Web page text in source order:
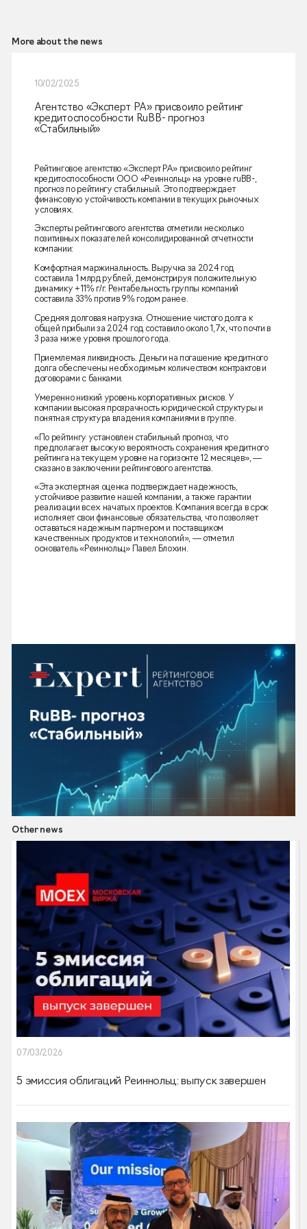
More about the news
10/02/2025
Агентство «Эксперт РА» присвоило рейтинг
кредитоспособности RuВВ- прогноз
«Стабильный»
Рейтинговое агентство «Эксперт РА» присвоило рейтинг
кредитоспособности ООО «Реиннольц» на уровне ruBB-,
прогноз по рейтингу стабильный. Это подтверждает
финансовую устойчивость компании в текущих рыночных
условиях.
Эксперты рейтингового агентства отметили несколько
позитивных показателей консолидированной отчетности
компании:
Комфортная маржинальность. Выручка за 2024 год
составила 1 млрд рублей, демонстрируя положительную
динамику +11% г/г. Рентабельность группы компаний
составила 33% против 9% годом ранее.
Средняя долговая нагрузка. Отношение чистого долга к
общей прибыли за 2024 год составило около 1,7х, что почти в
3 раза ниже уровня прошлого года.
Приемлемая ликвидность. Деньги на погашение кредитного
долга обеспечены необходимым количеством контрактов и
договорами с банками.
Умеренно низкий уровень корпоративных рисков. У
компании высокая прозрачность юридической структуры и
понятная структура владения компаниями в группе.
«По рейтингу установлен стабильный прогноз, что
предполагает высокую вероятность сохранения кредитного
рейтинга на текущем уровне на горизонте 12 месяцев», —
сказано в заключении рейтингового агентства.
«Эта экспертная оценка подтверждает надежность,
устойчивое развитие нашей компании, а также гарантии
реализации всех начатых проектов. Компания всегда в срок
исполняет свои финансовые обязательства, что позволяет
оставаться надежным партнером и поставщиком
качественных продуктов и технологий», — отметил
основатель «Реиннольц» Павел Блохин.
Other news
07/03/2026
5 эмиссия облигаций Реиннольц: выпуск завершен